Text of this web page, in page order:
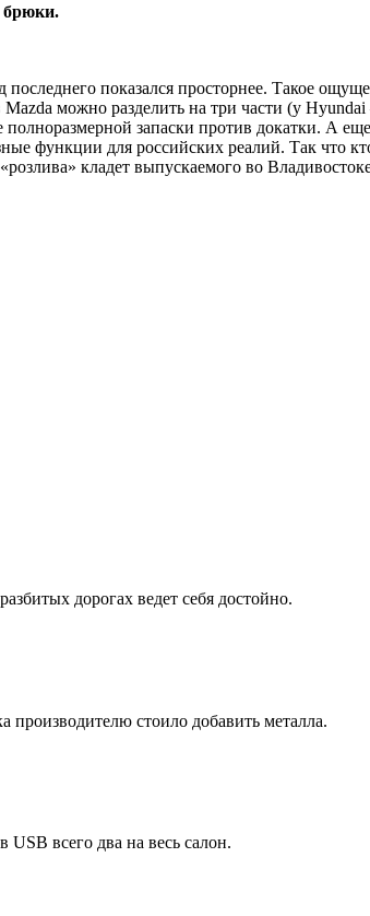
брюки.
показался просторнее. Такое
Mazda можно разделить на три части (у
запаски против докатки. А
функции для российских реалий. Так что
кладет выпускаемого во
дорогах ведет себя достойно.
производителю стоило добавить металла.
всего два на весь салон.